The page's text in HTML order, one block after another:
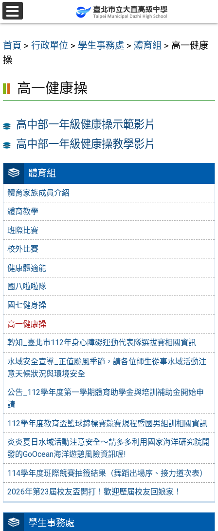
跳
至
要
內
區
首頁 > 行政單位 > 學生事務處 > 體育組 > 高一健康
操
體育組
體育家族成員介紹
體育教學
班際比賽
校外比賽
健康體適能
國八啦啦隊
國七健身操
高一健康操
轉知_臺北市112年身心障礙運動代表隊選拔賽相關資訊
水域安全宣導_正值颱風季節，請各位師生從事水域活動注
意天候狀況與環境安全
公告_112學年度第一學期體育助學金與培訓補助金開始申
請
112學年度教育盃籃球錦標賽競賽規程暨國男組訓相關資訊
炎炎夏日水域活動注意安全～請多多利用國家海洋研究院開
發的GoOcean海洋遊憩風險資訊喔!
114學年度班際競賽抽籤結果（舞蹈出場序、接力道次表）
2026年第23屆校友盃開打！歡迎歷屆校友回娘家！
學生事務處
高一健康操
高中部一年級健康操示範影片
高中部一年級健康操教學影片
選
單